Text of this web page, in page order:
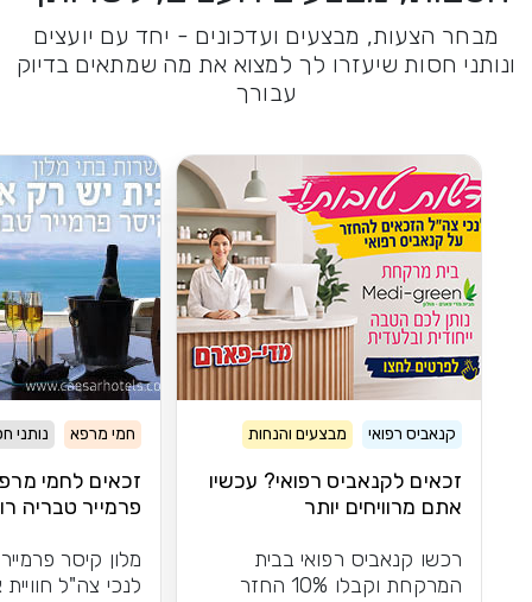
מבחר הצעות, מבצעים ועדכונים - יחד עם יועצים
ונותני חסות שיעזרו לך למצוא את מה שמתאים בדיוק
עבורך
קנאביס רפואי מבצעים והנחות
זכאים לקנאביס רפואי? עכשיו
אתם מרוויחים יותר
רכשו קנאביס רפואי בבית
המרקחת וקבלו 10% החזר
חמי מרפא נותני
זכאים לחמי
פרמייר טבריה
מלון קיסר
לנכי צה"ל